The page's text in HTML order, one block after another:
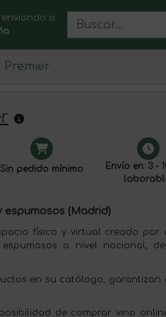
enviando a:
Premier
Sin pedido mínimo
Envío en: 3 -
espumosos (Madrid)
físico y virtual creado
a nivel nacional,
en su catálogo,
de comprar vino